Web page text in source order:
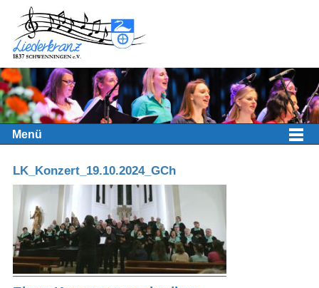
Menü
LK_Konzert_19.10.2024_GCh